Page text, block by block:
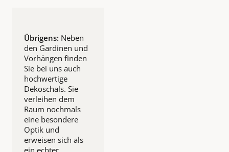
Übrigens: Neben
den Gardinen und
Vorhängen finden
Sie bei uns auch
hochwertige
Dekoschals. Sie
verleihen dem
Raum nochmals
eine besondere
Optik und
erweisen sich als
ein echter